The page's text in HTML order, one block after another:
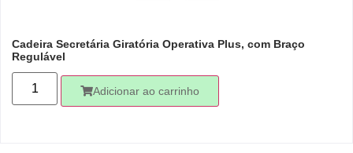
Cadeira Secretária Giratória Operativa Plus, com Braço
Regulável
Adicionar ao carrinho